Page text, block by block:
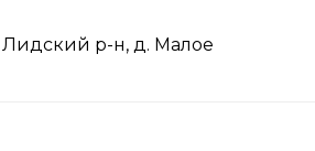
Лидский р-н, д. Малое